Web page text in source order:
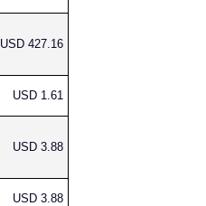
USD 427.16
USD 1.61
USD 3.88
USD 3.88